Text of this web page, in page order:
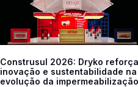
Construsul 2026: Dryko reforça
inovação e sustentabilidade na
evolução da impermeabilização